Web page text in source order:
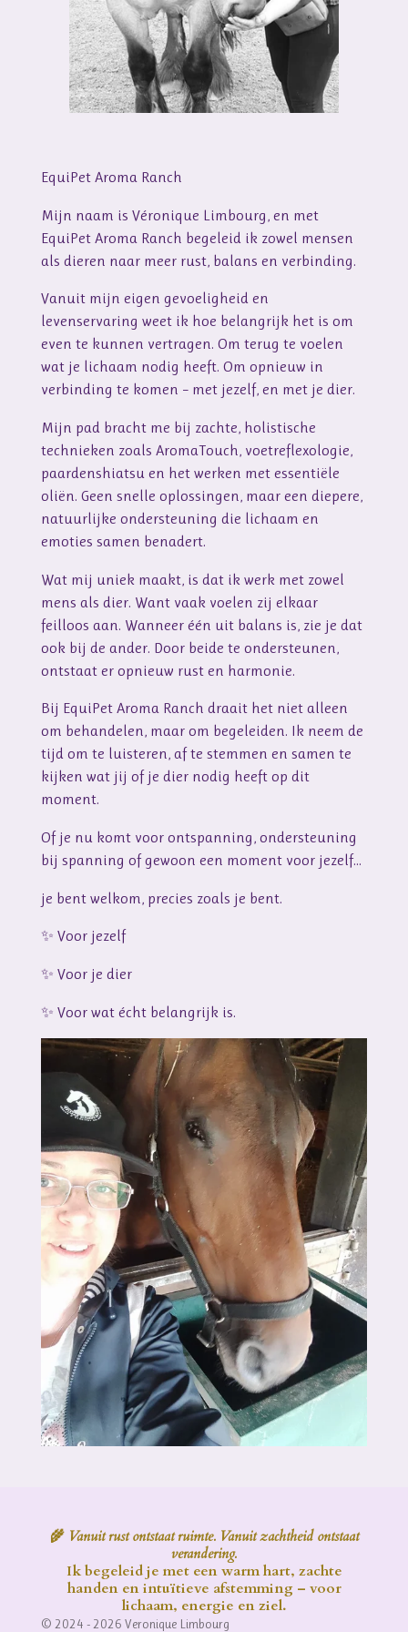
EquiPet Aroma Ranch
Mijn naam is Véronique Limbourg, en met
EquiPet Aroma Ranch begeleid ik zowel mensen
als dieren naar meer rust, balans en verbinding.
Vanuit mijn eigen gevoeligheid en
levenservaring weet ik hoe belangrijk het is om
even te kunnen vertragen. Om terug te voelen
wat je lichaam nodig heeft. Om opnieuw in
verbinding te komen – met jezelf, en met je dier.
Mijn pad bracht me bij zachte, holistische
technieken zoals AromaTouch, voetreflexologie,
paardenshiatsu en het werken met essentiële
oliën. Geen snelle oplossingen, maar een diepere,
natuurlijke ondersteuning die lichaam en
emoties samen benadert.
Wat mij uniek maakt, is dat ik werk met zowel
mens als dier. Want vaak voelen zij elkaar
feilloos aan. Wanneer één uit balans is, zie je dat
ook bij de ander. Door beide te ondersteunen,
ontstaat er opnieuw rust en harmonie.
Bij EquiPet Aroma Ranch draait het niet alleen
om behandelen, maar om begeleiden. Ik neem de
tijd om te luisteren, af te stemmen en samen te
kijken wat jij of je dier nodig heeft op dit
moment.
Of je nu komt voor ontspanning, ondersteuning
bij spanning of gewoon een moment voor jezelf…
je bent welkom, precies zoals je bent.
✨ Voor jezelf
✨ Voor je dier
✨ Voor wat écht belangrijk is.
🌾 Vanuit rust ontstaat ruimte. Vanuit zachtheid ontstaat
verandering.
Ik begeleid je met een warm hart, zachte
handen en intuïtieve afstemming – voor
lichaam, energie en ziel.
© 2024 - 2026 Veronique Limbourg